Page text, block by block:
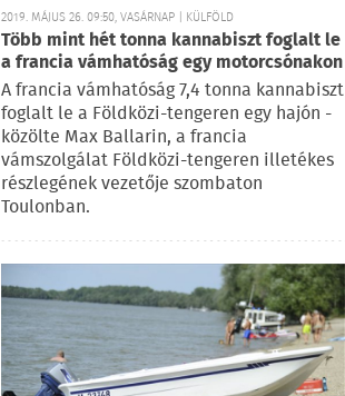
2019. MÁJUS 26. 09:50, VASÁRNAP | KÜLFÖLD
Több mint hét tonna kannabiszt foglalt le
a francia vámhatóság egy motorcsónakon
A francia vámhatóság 7,4 tonna kannabiszt
foglalt le a Földközi-tengeren egy hajón -
közölte Max Ballarin, a francia
vámszolgálat Földközi-tengeren illetékes
részlegének vezetője szombaton
Toulonban.